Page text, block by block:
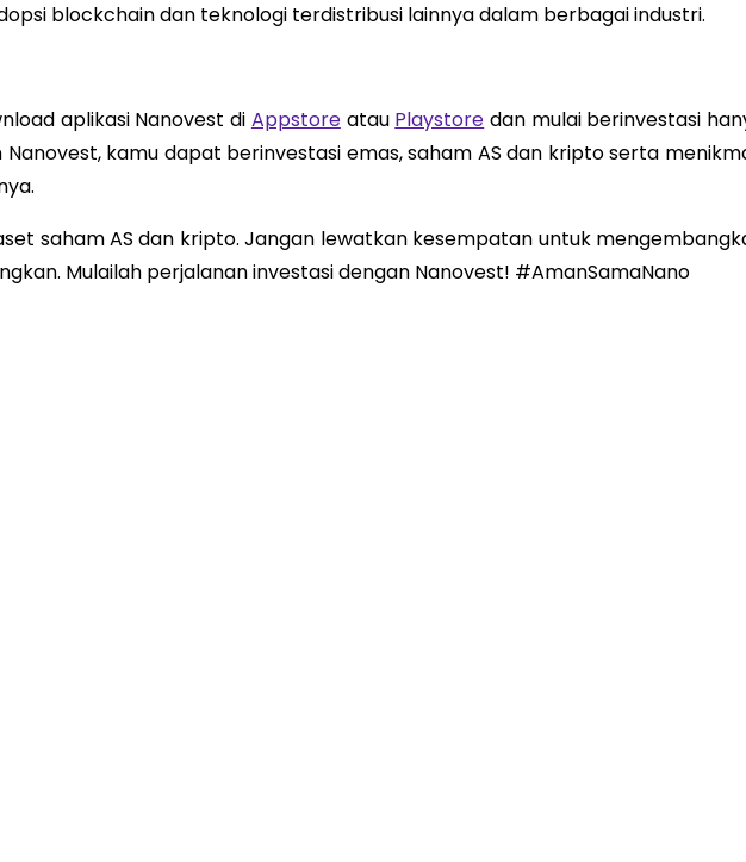
blockchain dan teknologi terdistribusi lainnya dalam berbagai industri.
aplikasi Nanovest di Appstoreatau Playstore dan mulai berinvestasi
Nanovest, kamu dapat berinvestasi emas, saham AS dan kripto serta
saham AS dan kripto. Jangan lewatkan kesempatan untuk
Mulailah perjalanan investasi dengan Nanovest! #AmanSamaNano